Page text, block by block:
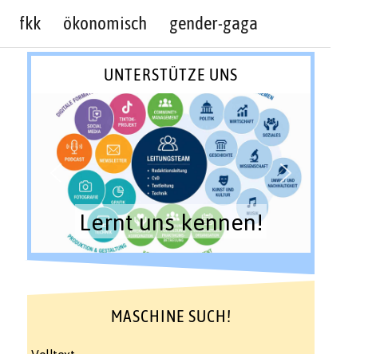
fkk ökonomisch gender-gaga
UNTERSTÜTZE UNS
Lernt uns kennen!
MASCHINE SUCH!